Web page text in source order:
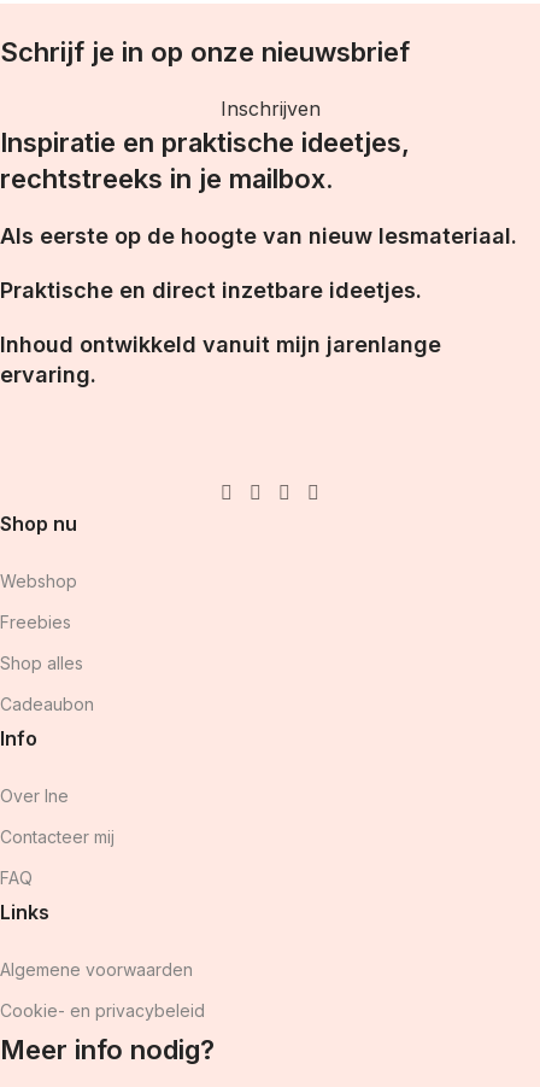
Schrijf je in op onze nieuwsbrief
Inschrijven
Inspiratie en praktische ideetjes,
rechtstreeks in je mailbox.
Als eerste op de hoogte van nieuw lesmateriaal.
Praktische en direct inzetbare ideetjes.
Inhoud ontwikkeld vanuit mijn jarenlange
ervaring.
Shop nu
Webshop
Freebies
Shop alles
Cadeaubon
Info
Over Ine
Contacteer mij
FAQ
Links
Algemene voorwaarden
Cookie- en privacybeleid
Meer info nodig?